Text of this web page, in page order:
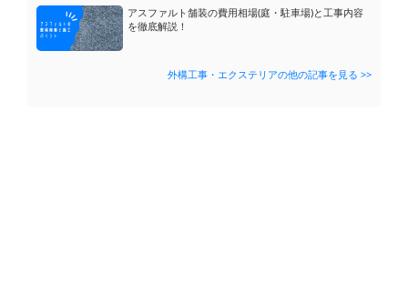
アスファルト舗装の費用相場(庭・駐車場)と工事内容
を徹底解説！
外構工事・エクステリアの他の記事を見る >>